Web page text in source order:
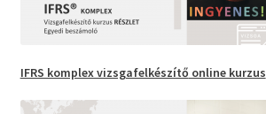
IFRS komplex vizsgafelkészítő online kurzus